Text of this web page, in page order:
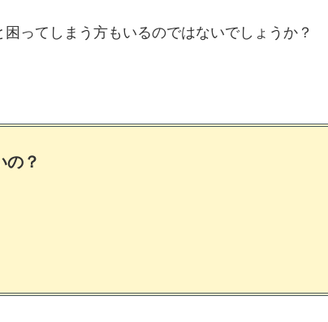
困ってしまう方もいるのではないでしょうか？
？